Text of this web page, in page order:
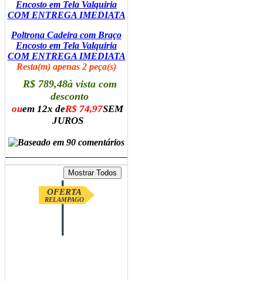
Poltrona Cadeira com Braço
Encosto em Tela Valquiria
COM ENTREGA IMEDIATA
Resta(m) apenas 2 peça(s)
R$ 789,48à vista com
desconto
ouem 12x deR$ 74,97SEM
JUROS
OFERTA
RELAMPAGO